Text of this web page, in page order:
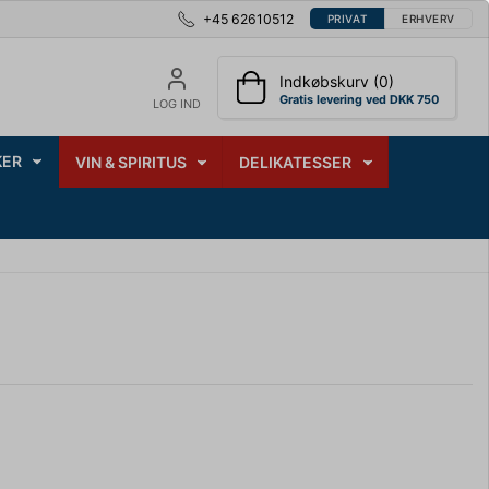
+45 62610512 PRIVAT ERHVERV
LOG IND
Indkøbskurv (0)
Gratis levering ved DKK 750
VIN & SPIRITUS DELIKATESSER